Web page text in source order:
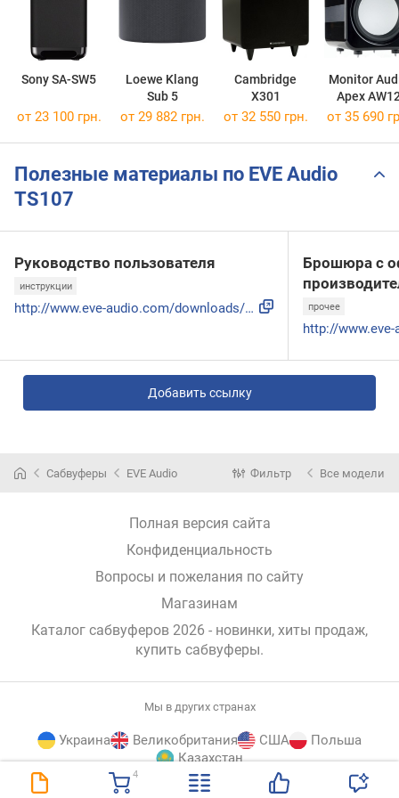
4
Sony SA-SW5
Loewe Klang
Sub 5
Cambridge
X301
Monitor
Apex
от 23 100 грн. от 29 882 грн. от 32 550 грн. от 35 690
Полезные материалы по EVE Audio
TS107
Руководство пользователя
инструкции
http://www.eve-audio.com/downloads/manuals/EveAudio_WebManu...
Брошюра с
прочее
Добавить ссылку
Сабвуферы EVE Audio Фильтр Все модели
Полная версия сайта
Конфиденциальность
Вопросы и пожелания по сайту
Магазинам
Каталог сабвуферов 2026 - новинки, хиты продаж,
купить сабвуферы.
Мы в других странах
Украина Великобритания США
Польша
Казахстан